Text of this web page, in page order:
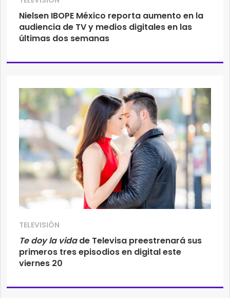
Nielsen IBOPE México reporta aumento en la
audiencia de TV y medios digitales en las
últimas dos semanas
TELEVISIÓN
Te doy la vidade Televisa preestrenará sus
primeros tres episodios en digital este
viernes 20